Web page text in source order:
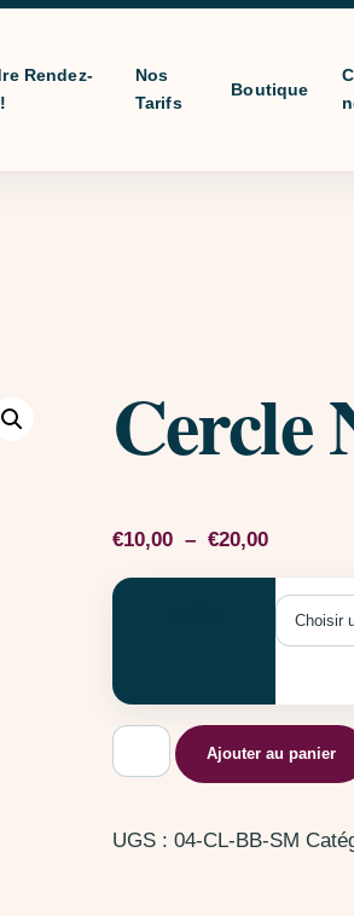
Rendez-
Nos
Tarifs
Boutique
Cercle
€10,00 – €20,00Plage de
quantité de Cercle Noire
Ajouter au panier
UGS : 04-CL-BB-SM